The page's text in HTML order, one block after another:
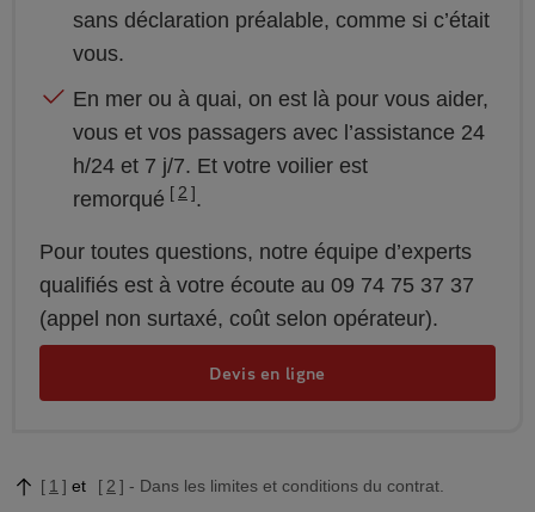
sans déclaration préalable, comme si c’était
vous.
En mer ou à quai, on est là pour vous aider,
vous et vos passagers avec l’assistance 24
h/24 et 7 j/7. Et votre voilier est
remorqué
2 .
Pour toutes questions, notre équipe d’experts
qualifiés est à votre écoute au 09 74 75 37 37
(appel non surtaxé, coût selon opérateur).
Devis en ligne
1 2 Dans les limites et conditions du contrat.